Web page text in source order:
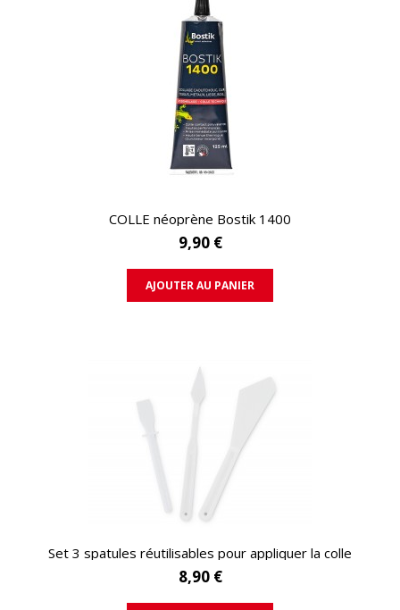
APERÇU RAPIDE
COLLE néoprène Bostik 1400
9,90 €
AJOUTER AU PANIER
APERÇU RAPIDE
Set 3 spatules réutilisables pour appliquer la colle
8,90 €